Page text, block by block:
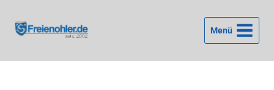
Inhalt
springen
Menü